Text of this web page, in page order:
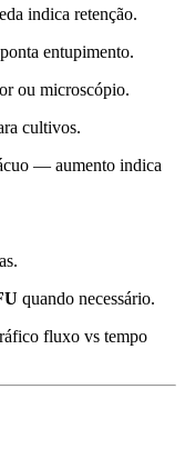
indica retenção.
entupimento.
ou microscópio.
cultivos.
— aumento indica
quando necessário.
fluxo vs tempo